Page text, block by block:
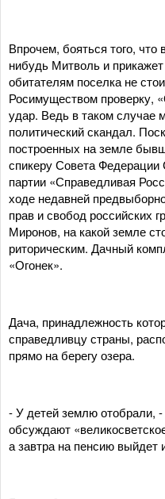
Впрочем, бояться того, что
нибудь Митволь и
обитателям поселка не
Росимуществом проверку,
удар. Ведь в таком случае
политический скандал.
построенных на земле
спикеру Совета
партии «Справедливая
ходе недавней
прав и свобод российских
Миронов, на какой земле
риторическим. Дачный
«Огонек».
Дача, принадлежность
справедливцу страны,
прямо на берегу озера.
- У детей землю отобрали,
обсуждают
а завтра на пенсию выйдет